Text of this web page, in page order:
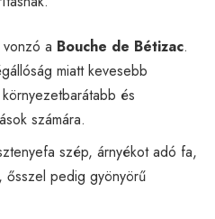
a Bouche de Bétizac.
miatt kevesebb
és
számára.
szép, árnyékot adó fa,
ősszel pedig gyönyörű